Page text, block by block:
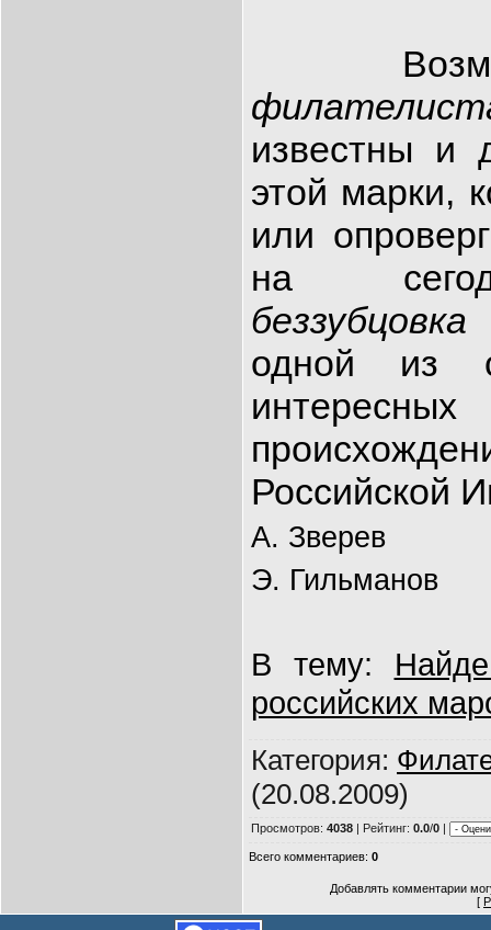
известны и
этой марки,
или
на
одной из
Российской
А. Зверев
Э. Гильманов
В тему:
российских
Категория:
(20.08.2009)
Просмотров: 4038 | Рейтинг: 0.0/0 |
Всего комментариев: 0
Добавлять комментарии
[